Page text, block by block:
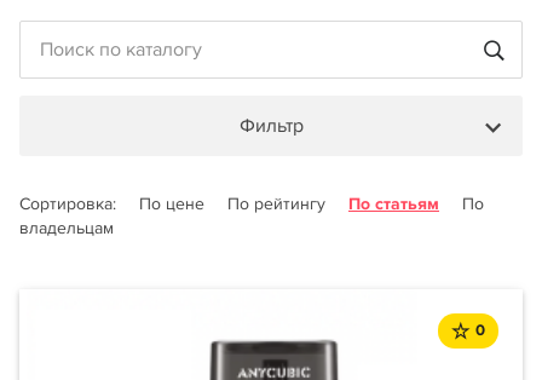
Фильтр
Сортировка: По цене По рейтингу По статьям
По
владельцам
0